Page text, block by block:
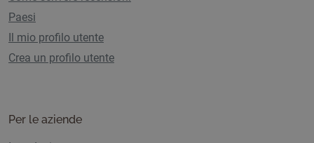
Paesi
Il mio profilo utente
Crea un profilo utente
Per le aziende